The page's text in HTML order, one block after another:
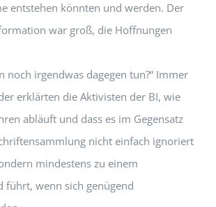
entstehen könnten und werden. Der
war groß, die Hoffnungen
noch irgendwas dagegen tun?“ Immer
erklärten die Aktivisten der BI, wie
abläuft und dass es im Gegensatz
nicht einfach ignoriert
mindestens zu einem
führt, wenn sich genügend